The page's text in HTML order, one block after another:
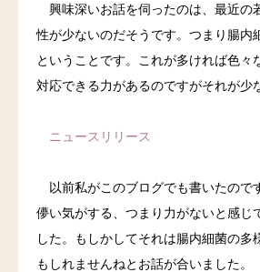
興味深いお話を伺ったのは、最近の
性が少ないのだそうです。つまり腸内
ということです。これが多ければ色々
対応できる力があるのですがそれが少
ニュースリリース
以前私がこのブログでも書いたので
儚い気がする、つまり力がないと感じ
した。もしかしてそれは腸内細菌の多
もしれませんねとお話が合いました。